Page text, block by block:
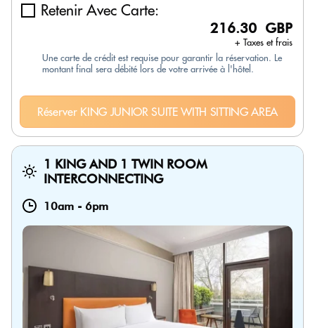
Retenir Avec Carte:
216.30 GBP
+ Taxes et frais
Une carte de crédit est requise pour garantir la réservation. Le
montant final sera débité lors de votre arrivée à l'hôtel.
Réserver KING JUNIOR SUITE WITH SITTING AREA
1 KING AND 1 TWIN ROOM
INTERCONNECTING
10am - 6pm